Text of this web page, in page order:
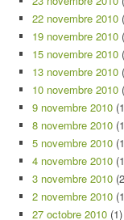
22 novembre 2010
19 novembre 2010
15 novembre 2010
13 novembre 2010
10 novembre 2010
9 novembre 2010
8 novembre 2010
5 novembre 2010
4 novembre 2010
3 novembre 2010
2 novembre 2010
27 octobre 2010 (1)